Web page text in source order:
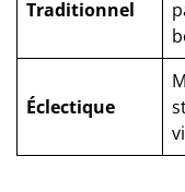
Traditionnel
Éclectique